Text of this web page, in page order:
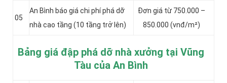
05
An Bình báo giá chi phí phá dỡ
nhà cao tầng (10 tầng trở lên)
Đơn giá từ 750.000 –
850.000 (vnđ/m²)
Bảng giá đập phá dỡ nhà xưởng tại Vũng
Tàu của An Bình